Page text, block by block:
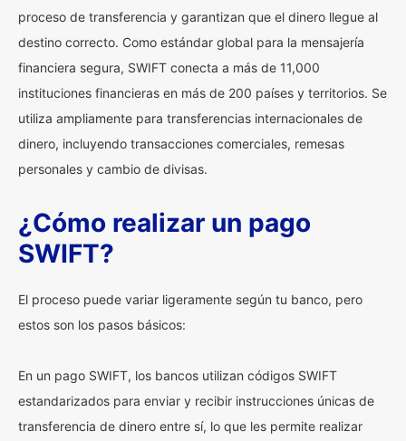
proceso de transferencia y garantizan que el dinero llegue al
destino correcto. Como estándar global para la mensajería
financiera segura, SWIFT conecta a más de 11,000
instituciones financieras en más de 200 países y territorios. Se
utiliza ampliamente para transferencias internacionales de
dinero, incluyendo transacciones comerciales, remesas
personales y cambio de divisas.
¿Cómo realizar un pago
SWIFT?
El proceso puede variar ligeramente según tu banco, pero
estos son los pasos básicos:
En un pago SWIFT, los bancos utilizan códigos SWIFT
estandarizados para enviar y recibir instrucciones únicas de
transferencia de dinero entre sí, lo que les permite realizar